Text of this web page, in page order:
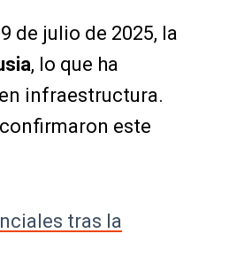
de julio de 2025, la
, lo que ha
infraestructura.
este
tras la